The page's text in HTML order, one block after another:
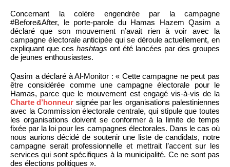
Concernant la colère engendrée par la campagne
#Before&After, le porte-parole du Hamas Hazem Qasim a
déclaré que son mouvement n’avait rien à voir avec la
campagne électorale anticipée qui se déroule actuellement, en
expliquant que ces hashtags ont été lancées par des groupes
de jeunes enthousiastes.
Qasim a déclaré à Al-Monitor : « Cette campagne ne peut pas
être considérée comme une campagne électorale pour le
Hamas, parce que le mouvement est engagé vis-à-vis de la
Charte d’honneur signée par les organisations palestiniennes
avec la Commission électorale centrale, qui stipule que toutes
les organisations doivent se conformer à la limite de temps
fixée par la loi pour les campagnes électorales. Dans le cas où
nous aurions décidé de soutenir une liste de candidats, notre
campagne serait professionnelle et mettrait l’accent sur les
services qui sont spécifiques à la municipalité. Ce ne sont pas
des élections politiques ».